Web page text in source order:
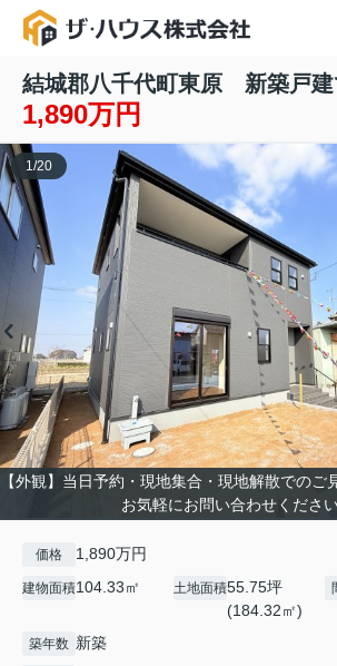
結城郡八千代町東原 新築戸
1,890万円
【外観】当日予約・現地集合・現地解散でのご
お気軽にお問い合わせくださ
1/20
価格 1,890万円
建物面積104.33㎡ 土地面積55.75坪
(184.32㎡)
築年数 新築